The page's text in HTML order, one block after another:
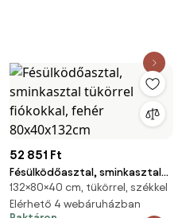
52 851 Ft
Fésülködőasztal, sminkasztal
tükörrel fiókokkal, fehér
80x40x132cm
132×80×40 cm, tükörrel, székkel
Elérhető 4 webáruházban